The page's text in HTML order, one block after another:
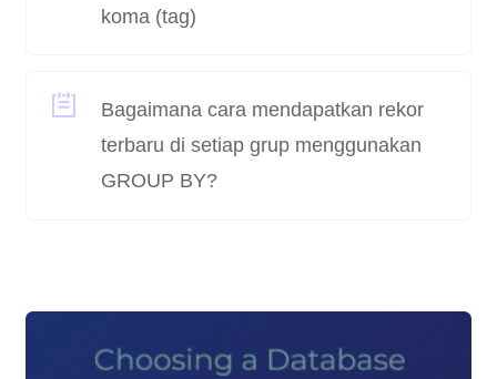
koma (tag)
Bagaimana cara mendapatkan rekor
terbaru di setiap grup menggunakan
GROUP BY?